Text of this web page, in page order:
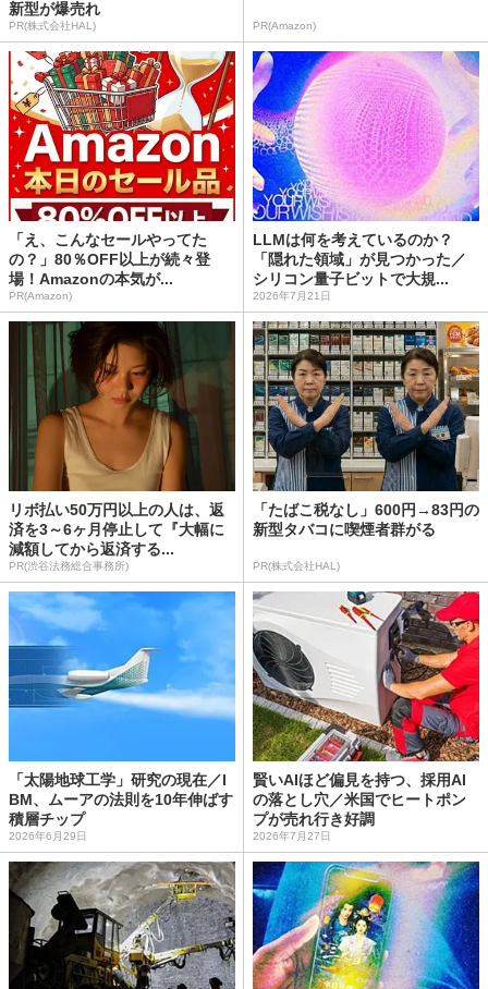
新型が爆売れ
PR(株式会社HAL) PR(Amazon)
「え、こんなセールやってた
の？」80％OFF以上が続々登
場！Amazonの本気が...
PR(Amazon)
LLMは何を考えているのか？
「隠れた領域」が見つかった／
シリコン量子ビットで大規...
2026年7月21日
リボ払い50万円以上の人は、返
済を3～6ヶ月停止して『大幅に
減額してから返済する...
PR(渋谷法務総合事務所)
「たばこ税なし」600円→83円の
新型タバコに喫煙者群がる
PR(株式会社HAL)
「太陽地球工学」研究の現在／I
BM、ムーアの法則を10年伸ばす
積層チップ
2026年6月29日
賢いAIほど偏見を持つ、採用AI
の落とし穴／米国でヒートポン
プが売れ行き好調
2026年7月27日